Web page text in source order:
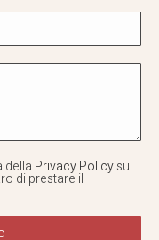
della Privacy Policysul
di prestare il